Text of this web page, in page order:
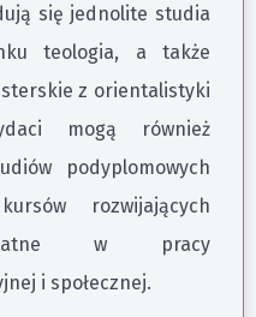
się jednolite studia
teologia, a także
z orientalistyki
mogą również
podyplomowych
rozwijających
w pracy
i społecznej.